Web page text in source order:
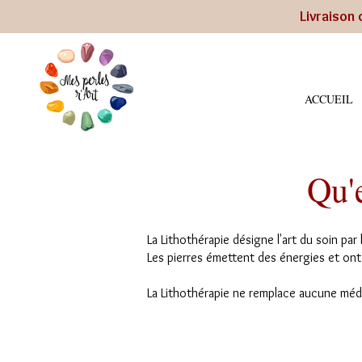
Livraison
ACCUEIL
La Lithothérapie désigne l'art du soin par
Les pierres émettent des énergies et
La Lithothérapie ne remplace aucune